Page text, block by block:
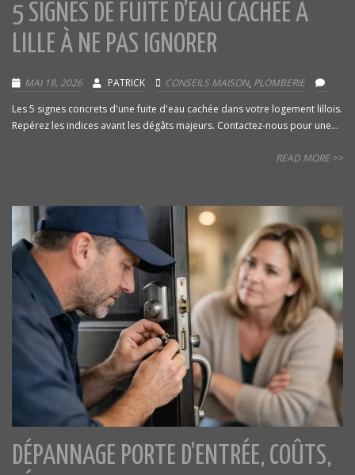
5 SIGNES DE FUITE D’EAU CACHÉE À
LILLE À NE PAS IGNORER
MAI 18, 2026 PATRICK CONSEILS MAISON, PLOMBERIE
Les 5 signes concrets d'une fuite d'eau cachée dans votre logement lillois.
Repérez les indices avant les dégâts majeurs. Contactez-nous pour une...
READ MORE >>
DÉPANNAGE PORTE D’ENTRÉE, COÛTS,